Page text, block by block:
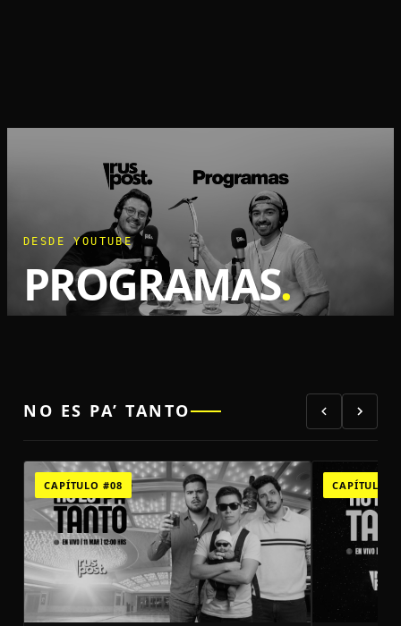
DESDE YOUTUBE
PROGRAMAS.
NO ES PA’ TANTO
CAPÍTULO #08 CAPÍTULO